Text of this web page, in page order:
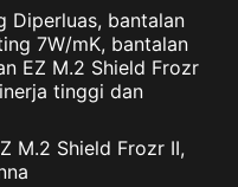
Diperluas, bantalan
7W/mK, bantalan
EZ M.2 Shield Frozr
tinggi dan
M.2 Shield Frozr II,